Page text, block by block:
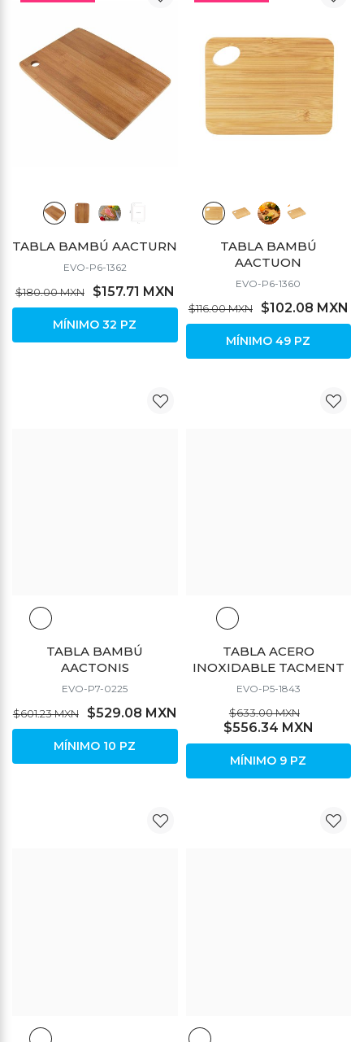
TABLA BAMBÚ AACTURN
EVO-P6-1362
$180.00 MXN $157.71 MXN
MÍNIMO 32 PZ
TABLA BAMBÚ
AACTUON
EVO-P6-1360
$116.00 MXN $102.08 MXN
MÍNIMO 49 PZ
TABLA BAMBÚ
AACTONIS
EVO-P7-0225
$601.23 MXN $529.08 MXN
MÍNIMO 10 PZ
TABLA ACERO
INOXIDABLE TACMENT
EVO-P5-1843
$633.00 MXN
$556.34 MXN
MÍNIMO 9 PZ